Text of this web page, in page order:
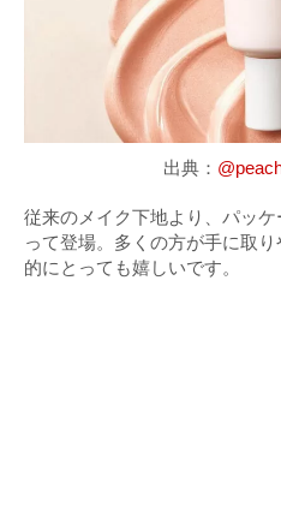
出典：
従来のメイク下地より、パッ
って登場。多くの方が手に取
的にとっても嬉しいです。